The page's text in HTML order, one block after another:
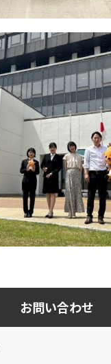
お問い合わせ